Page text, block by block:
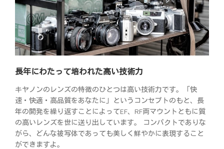
長年にわたって培われた高い技術力
キヤノンのレンズの特徴のひとつは高い技術力です。「快
速・快適・高品質をあなたに」というコンセプトのもと、長
年の開発を繰り返すことによってEF、RF両マウントともに質
の高いレンズを世に送り出しています。 コンパクトでありな
がら、どんな被写体であっても美しく鮮やかに表現すること
ができますよ。